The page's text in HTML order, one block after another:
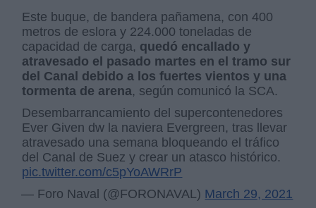
Este buque, de bandera pañamena, con 400
metros de eslora y 224.000 toneladas de
capacidad de carga, quedó encallado y
atravesado el pasado martes en el tramo sur
del Canal debido a los fuertes vientos y una
tormenta de arena, según comunicó la SCA.
Desembarrancamiento del supercontenedores
Ever Given dw la naviera Evergreen, tras llevar
atravesado una semana bloqueando el tráfico
del Canal de Suez y crear un atasco histórico.
pic.twitter.com/c5pYoAWRrP
— Foro Naval (@FORONAVAL) March 29, 2021